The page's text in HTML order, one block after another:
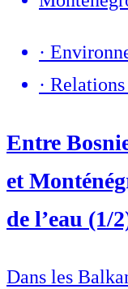
·
·
Entre
et
de l’eau (1/
Dans les